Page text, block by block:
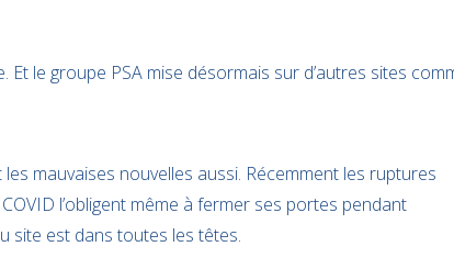
le groupe PSA mise désormais sur d’autres sites
mauvaises nouvelles aussi. Récemment les ruptures
l’obligent même à fermer ses portes pendant
site est dans toutes les têtes.